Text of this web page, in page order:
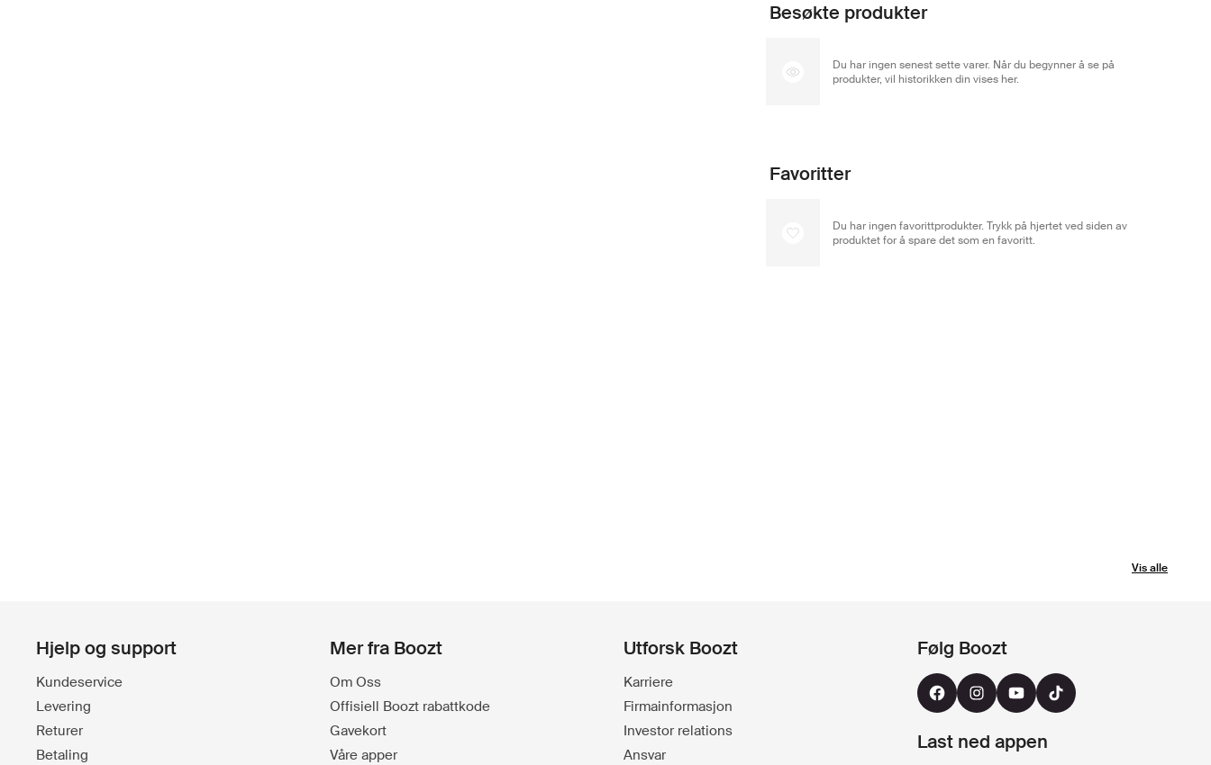
Besøkte produkter
Du har ingen senest sette varer. Når du begynner å se på
produkter, vil historikken din vises her.
Favoritter
Du har ingen favorittprodukter. Trykk på hjertet ved siden av
produktet for å spare det som en favoritt.
Vis alle
Hjelp og support
Kundeservice
Levering
Returer
Betaling
Mer fra Boozt
Om Oss
Offisiell Boozt rabattkode
Gavekort
Våre apper
Utforsk Boozt
Karriere
Firmainformasjon
Investor relations
Ansvar
Følg Boozt
Last ned appen